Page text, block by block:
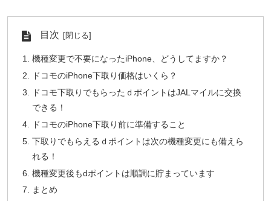
目次
機種変更で不要になったiPhone、どうしてますか？
ドコモのiPhone下取り価格はいくら？
ドコモ下取りでもらったｄポイントはJALマイルに交換
できる！
ドコモのiPhone下取り前に準備すること
下取りでもらえるｄポイントは次の機種変更にも備えら
れる！
機種変更後もdポイントは順調に貯まっています
まとめ